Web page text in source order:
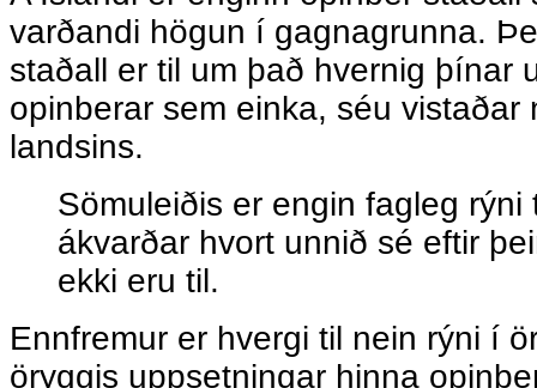
varðandi högun í gagnagrunna.
staðall er til um það hvernig þínar
opinberar sem einka, séu vistaðar
landsins.
Sömuleiðis er engin fagleg rýni
ákvarðar hvort unnið sé eftir
ekki eru til.
Ennfremur er hvergi til nein rýni í
öryggis uppsetningar hinna